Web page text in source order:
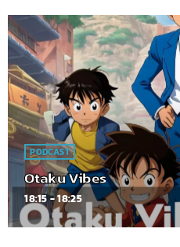
PODCAST
Otaku Vibes
18:15 - 18:25